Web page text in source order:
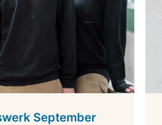
September